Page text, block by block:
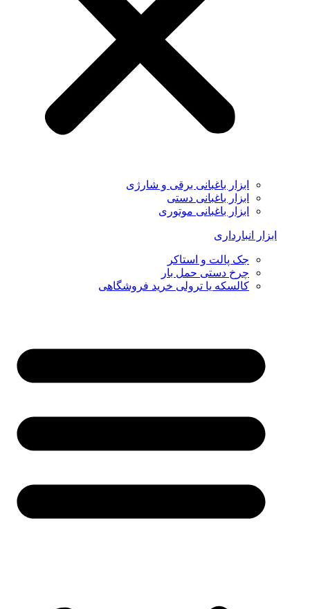
ابزار باغبانی برقی و شارژی
ابزار باغبانی دستی
ابزار باغبانی موتوری
ابزار انبارداری
جک پالت و استاکر
چرخ دستی حمل بار
کالسکه یا ترولی خرید فروشگاهی